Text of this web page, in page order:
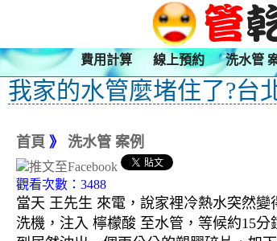
費用計算 線上預約 洗水管
我家的水管麼堵住了?台
首頁 》 洗水管 案例
觀看次數：3488
當天 王先生 來電，說家裡冷熱水突然
洗機，注入 檸檬酸 至水管，等候約15